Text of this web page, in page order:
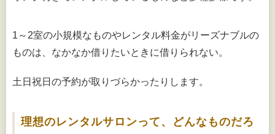
1～2室の小規模なものやレンタル料金がリーズナブルの
ものは、なかなか借りたいときに借りられない。
土日祝日の予約が取りづらかったりします。
理想のレンタルサロンって、どんなものだろ